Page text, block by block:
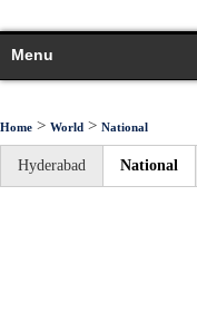
Menu
Home > World > National
Hyderabad National